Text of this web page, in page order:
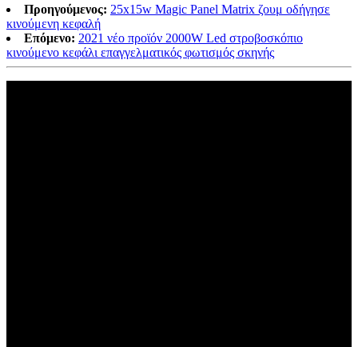
Προηγούμενος: 25x15w Magic Panel Matrix ζουμ οδήγησε
κινούμενη κεφαλή
Επόμενο: 2021 νέο προϊόν 2000W Led στροβοσκόπιο
κινούμενο κεφάλι επαγγελματικός φωτισμός σκηνής